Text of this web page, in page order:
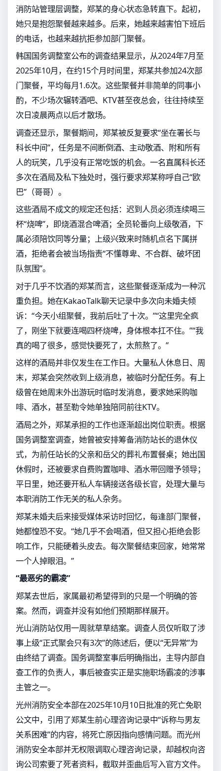
消防站管理层调整，郑某的身心状态急转直下。起初，
她只是抱怨聚餐越来越多。后来，她越来越害怕下班后
的电话，也越来越抗拒参加部门聚餐。
韩国国务调整室公布的调查结果显示，从2024年7月至
2025年10月，在约15个月时间里，郑某共参加24次部
门聚餐，平均每月1.6次。这些聚餐并非简单的同事小
酌，不少场次辗转酒吧、KTV甚至夜总会，往往持续至
次日凌晨两点以后才散场。
调查还显示，聚餐期间，郑某被反复要求“坐在署长与
科长中间”，任务是不间断倒酒、主动敬酒、附和所有
人的玩笑，几乎没有正常吃饭的机会。一名直属科长还
多次在酒局及私下独处时，强行要求郑某称呼自己“欧
巴”（哥哥）。
这些酒局不成文的规定还包括：迟到人员必须连续喝三
杯“烧啤”，即烧酒混合啤酒；全员轮番向上级敬酒，下
属必须陪饮同等分量；上级兴致来时随机点名下属拼
酒，拒绝者会被当场指责“不懂尊卑、不合群、破坏团
队氛围”。
对于几乎不饮酒的郑某而言，这些聚餐逐渐成为一种沉
重负担。她在KakaoTalk聊天记录中多次向未婚夫倾
诉：“今天小组聚餐，我前后吐了十次。”“这里完全疯
了，刚坐下就要连喝四杯烧啤，身体根本扛不住。”“我
真的喝了很多，感觉快要死了，太煎熬了。”
这样的酒局并非仅发生在工作日。大量私人休息日、周
末，郑某会突然收到上级消息，被临时分配任务。有上
级曾在她周末外出游玩时临时发消息，要求她采购咖
啡、酒水，甚至勒令她单独陪同前往KTV。
酒局之外，郑某承担的工作也逐渐超出岗位职责。根据
国务调整室调查，她曾被安排筹备消防站长的退休仪
式，为前任站长的父亲和岳父的葬礼布置餐桌；她出国
休假时，还被要求自费购置咖啡、酒水带回赠予领导；
平日里，她还要开私人车辆接送各级长官，处理大量与
本职消防工作无关的私人杂务。
郑某未婚夫后来接受媒体采访时回忆，每逢部门聚餐，
她都惶恐不安。“她几乎不会喝酒，但又担心拒绝会影
响工作，只能硬着头皮去。每次聚餐结束回家，她常常
一个人掉眼泪。”
“最恶劣的霸凌”
郑某去世后，家属最初希望得到的只是一个明确的答
案。然而，调查并没有如他们预期那样展开。
光山消防站仅用一周就草草结案。调查人员仅听取了涉
事上级“正式聚会只有3次”的陈述后，便以“无异常”为
由终结了调查。国务调整室事后明确指出，主导内部自
查工作的负责人，事后被查实正是实施职场霸凌的涉事
主管之一。
光州消防安全本部在2025年10月10日批准的死亡免职
公文中，引用了郑某生前心理咨询记录中“诉称与男友
关系困难”的内容，将死亡原因指向感情问题。而光州
消防安全本部并无权限调取心理咨询记录，却越权向咨
询公司索要了死者资料，截取并歪曲后写入官方文件。